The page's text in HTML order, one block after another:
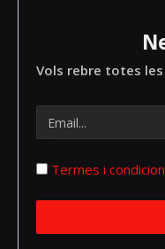
Vols rebre totes
Termes i